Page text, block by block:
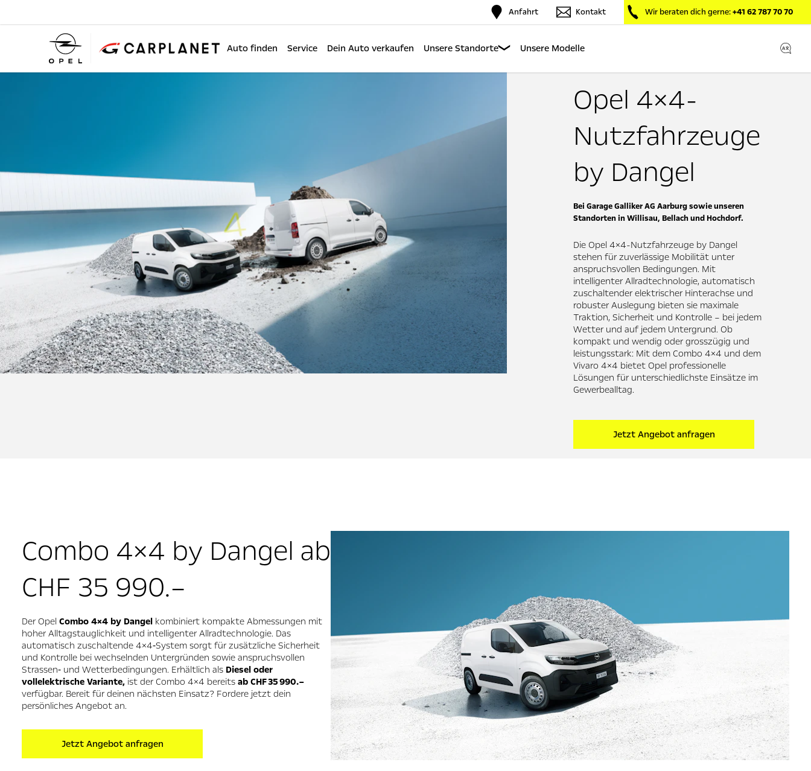
Anfahrt Kontakt Wir beraten dich gerne:+41 62 787 70 70
Auto finden Service Dein Auto verkaufen Unsere Standorte Unsere Modelle
Opel 4×4-
Nutzfahrzeuge
by Dangel
Bei Garage Galliker AG Aarburg sowie unseren
Standorten in Willisau, Bellach und Hochdorf.
Die Opel 4×4-Nutzfahrzeuge by Dangel
stehen für zuverlässige Mobilität unter
anspruchsvollen Bedingungen. Mit
intelligenter Allradtechnologie, automatisch
zuschaltender elektrischer Hinterachse und
robuster Auslegung bieten sie maximale
Traktion, Sicherheit und Kontrolle – bei jedem
Wetter und auf jedem Untergrund. Ob
kompakt und wendig oder grosszügig und
leistungsstark: Mit dem Combo 4×4 und dem
Vivaro 4×4 bietet Opel professionelle
Lösungen für unterschiedlichste Einsätze im
Gewerbealltag.
Jetzt Angebot anfragen
Combo 4×4 by Dangel ab
CHF 35 990.–
Der Opel Combo 4×4 by Dangel kombiniert kompakte Abmessungen mit
hoher Alltagstauglichkeit und intelligenter Allradtechnologie. Das
automatisch zuschaltende 4×4‑System sorgt für zusätzliche Sicherheit
und Kontrolle bei wechselnden Untergründen sowie anspruchsvollen
Strassen‑ und Wetterbedingungen. Erhältlich als Diesel oder
vollelektrische Variante, ist der Combo 4×4 bereits ab CHF 35 990.–
verfügbar. Bereit für deinen nächsten Einsatz? Fordere jetzt dein
persönliches Angebot an.
Jetzt Angebot anfragen